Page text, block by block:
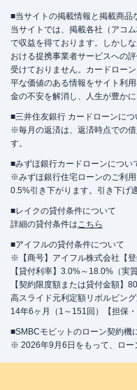
■当サイトの掲載情報と掲載商品
当サイトでは、掲載各社（アコ
で収益を得ております。しかし
おける提携事業者サービスへの
受けておりません。カードロー
平な価値のある情報をサイト利
金の不安を解消し、人生が豊か
■三井住友銀行 カードローンにつ
※毎月の返済は、返済時点での
す。
■みずほ銀行カードローンについ
※みずほ銀行住宅ローンのご利
0.5%引き下がります。引き下げ
■レイクの貸付条件について
詳細の貸付条件はこちら
■アイフルの貸付条件について
※【商号】アイフル株式会社【
【貸付利率】3.0%～18.0%（実
【契約限度額または貸付金額】
高スライド元利定額リボルビン
14年6ヶ月（1～151回）【担保
■SMBCモビットのローン契約機
※ 2026年9月6日をもって、ロー